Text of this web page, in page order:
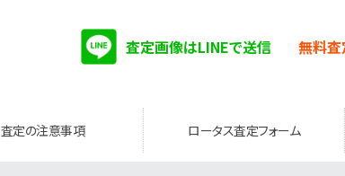
査定画像はLINEで送信 無料査
査定の注意事項 ロータス査定フォーム